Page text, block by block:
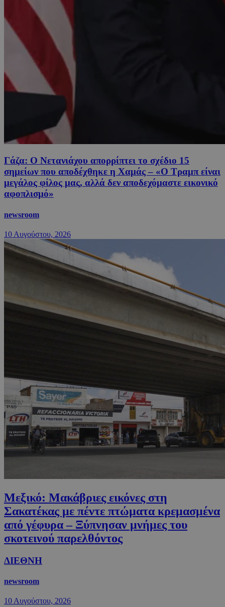
Γάζα: Ο Νετανιάχου απορρίπτει το σχέδιο 15
σημείων που αποδέχθηκε η Χαμάς – «Ο Τραμπ είναι
μεγάλος φίλος μας, αλλά δεν αποδεχόμαστε εικονικό
αφοπλισμό»
newsroom
10 Αυγούστου, 2026
Μεξικό: Μακάβριες εικόνες στη
Σακατέκας με πέντε πτώματα κρεμασμένα
από γέφυρα – Ξύπνησαν μνήμες του
σκοτεινού παρελθόντος
ΔΙΕΘΝΗ
newsroom
10 Αυγούστου, 2026